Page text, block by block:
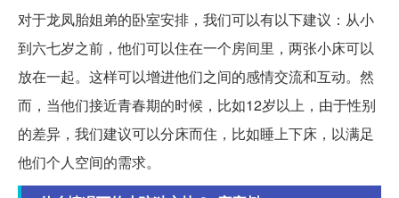
对于龙凤胎姐弟的卧室安排，我们可以有以下建议：从小
到六七岁之前，他们可以住在一个房间里，两张小床可以
放在一起。这样可以增进他们之间的感情交流和互动。然
而，当他们接近青春期的时候，比如12岁以上，由于性别
的差异，我们建议可以分床而住，比如睡上下床，以满足
他们个人空间的需求。